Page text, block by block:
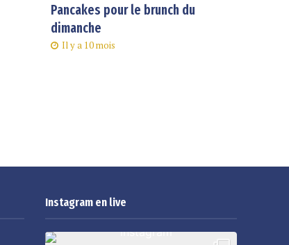
Pancakes pour le brunch du
dimanche
Il y a 10 mois
Instagram en live